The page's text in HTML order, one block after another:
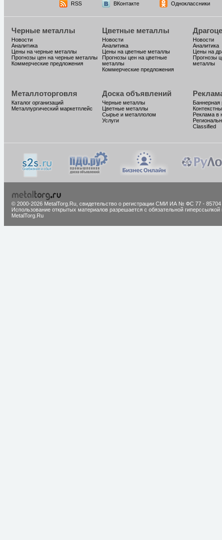
RSS ВКонтакте Одноклассники
Черные металлы
Новости
Аналитика
Цены на черные металлы
Прогнозы цен на черные металлы
Коммерческие предложения
Цветные металлы
Новости
Аналитика
Цены на цветные металлы
Прогнозы цен на цветные
металлы
Коммерческие предложения
Новости
Аналитика
Цены на
Прогнозы
металлы
Металлоторговля
Каталог организаций
Металлургический маркетплейс
Доска объявлений
Черные металлы
Цветные металлы
Сырье и металлолом
Услуги
Баннерная
Реклама в
Classified
© 2000-2026 MetalTorg.Ru, cвидетельство о регистрации СМИ ИА № ФС 77 - 85704
Использование открытых материалов разрешается с обязательной гиперссылкой
MetalTorg.Ru